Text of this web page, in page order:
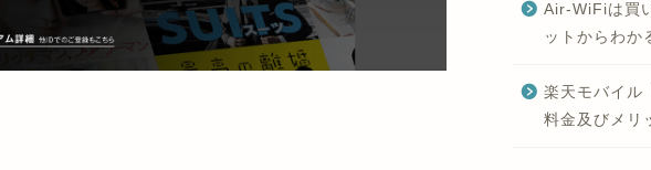
Air-WiFiは買
ットからわか
楽天モバイ
料金及びメリ